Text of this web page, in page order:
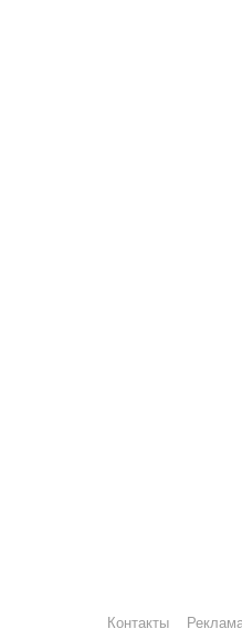
Контакты